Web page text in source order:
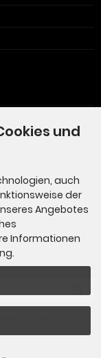
und
auch
der
Angebotes
Informationen